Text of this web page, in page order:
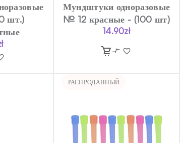
шт.)
Мундштуки одноразовые
№ 12 красные - (100 шт)
14.90zł
РАСПРОДАННЫЙ